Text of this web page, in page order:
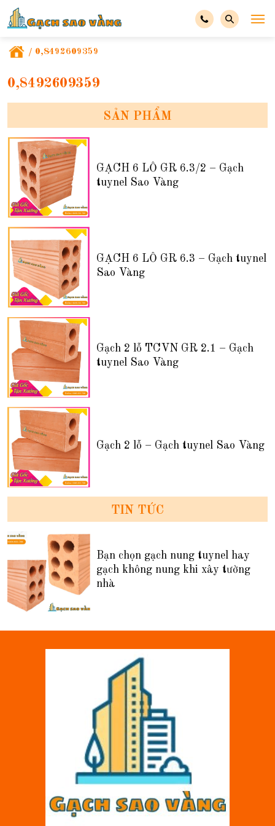
/ 0,8492609359
0,8492609359
SẢN PHẨM
GẠCH 6 LỖ GR 6.3/2 – Gạch
tuynel Sao Vàng
GẠCH 6 LỖ GR 6.3 – Gạch tuynel
Sao Vàng
Gạch 2 lỗ TCVN GR 2.1 – Gạch
tuynel Sao Vàng
Gạch 2 lỗ – Gạch tuynel Sao Vàng
TIN TỨC
Bạn chọn gạch nung tuynel hay
gạch không nung khi xây tường
nhà